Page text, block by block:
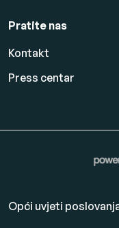
Pratite nas
Kontakt
Press centar
Opći uvjeti